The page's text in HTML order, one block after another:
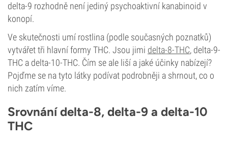
delta-9 rozhodně není jediný psychoaktivní kanabinoid v
konopí.
Ve skutečnosti umí rostlina (podle současných poznatků)
vytvářet tři hlavní formy THC. Jsou jimi delta-8-THC, delta-9-
THC a delta-10-THC. Čím se ale liší a jaké účinky nabízejí?
Pojďme se na tyto látky podívat podrobněji a shrnout, co o
nich zatím víme.
Srovnání delta-8, delta-9 a delta-10
THC